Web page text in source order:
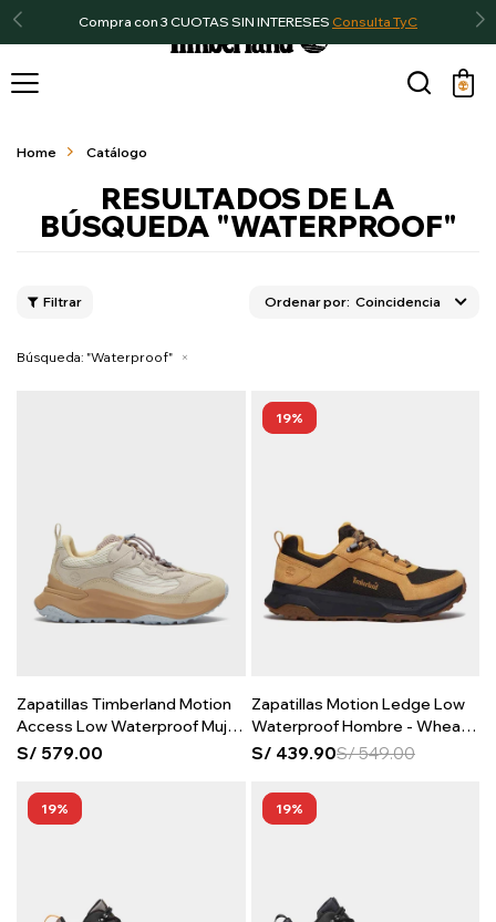
Compra con 3 CUOTAS SIN INTERESES Consulta TyC

Home Catálogo
RESULTADOS DE LA
BÚSQUEDA "WATERPROOF"
Coincidencia
Búsqueda: "Waterproof"
Zapatillas Timberland Motion
Access Low Waterproof Mujer
- Light Beige Suede
S/ 579.00
19
Zapatillas Motion Ledge Low
Waterproof Hombre - Wheat
Suede
S/ 439.90S/549.00
19 19